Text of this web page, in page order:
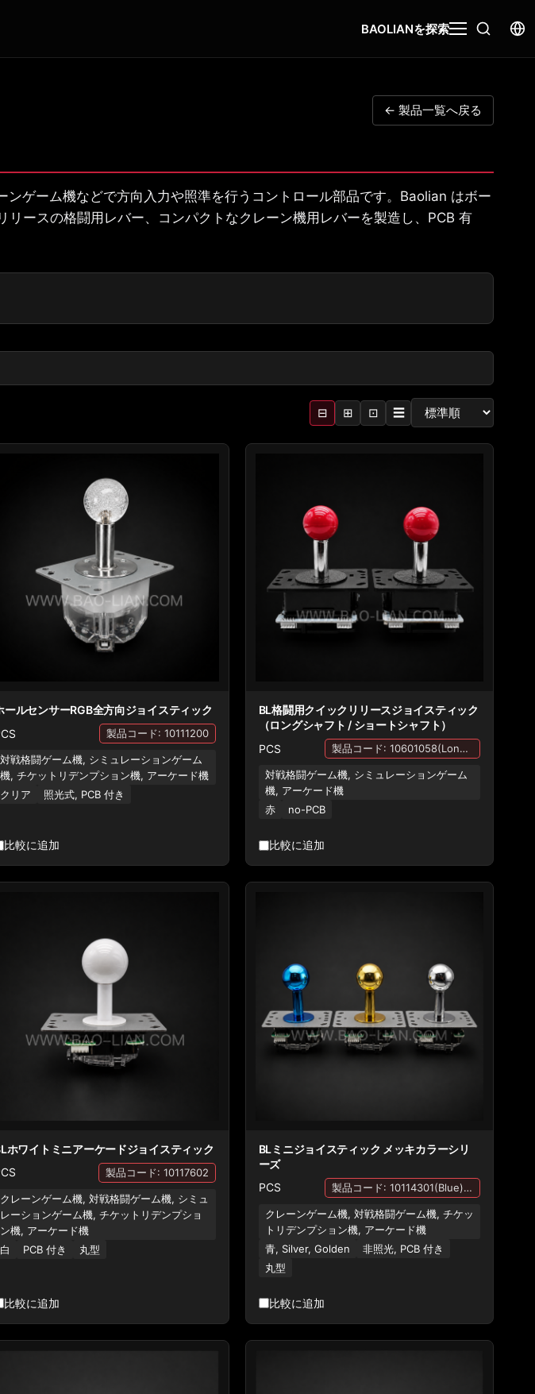
BAOLIANを探索
← 製品一覧へ戻る
ゲーム機などで方向入力や照準を行うコントロール部品です。Baolian はボー
ースの格闘用レバー、コンパクトなクレーン機用レバーを製造し、PCB 有
⊟ ⊞ ⊡ ☰
ールセンサーRGB全方向ジョイスティック
製品コード: 10111200
対戦格闘ゲーム機, シミュレーションゲーム
機, チケットリデンプション機, アーケード機
クリア
照光式, PCB 付き
比較に追加
BL格闘用クイックリリースジョイスティック
（ロングシャフト / ショートシャフト）
PCS
製品コード: 10601058(Longer rod),10601063(Shorter rod)
対戦格闘ゲーム機, シミュレーションゲーム
機, アーケード機
赤
no-PCB
比較に追加
ホワイトミニアーケードジョイスティック
製品コード: 10117602
クレーンゲーム機, 対戦格闘ゲーム機, シミュ
レーションゲーム機, チケットリデンプショ
ン機, アーケード機
白
PCB 付き 丸型
比較に追加
BLミニジョイスティック メッキカラーシリ
ーズ
PCS
製品コード: 10114301(Blue), 10114302(Gold), 10114304(Silver)
クレーンゲーム機, 対戦格闘ゲーム機, チケッ
トリデンプション機, アーケード機
青, Silver, Golden
非照光, PCB 付き
丸型
比較に追加